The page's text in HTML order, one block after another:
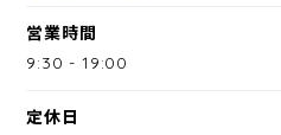
営業時間
9:30 -19:00
定休日